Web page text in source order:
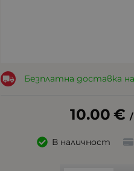
Безплатна доставка
10.00 € /
В наличност